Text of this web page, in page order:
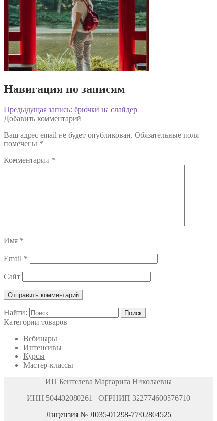
Навигация по записям
Предыдущая запись: брючки на слайдер
Добавить комментарий
Ваш адрес email не будет опубликован. Обязательные поля
помечены *
Комментарий *
Имя *
Email *
Сайт
Найти:
Категории товаров
Вебинары
Интенсивы
Курсы
Мастер-классы
ИП Бентелева Маргарита Николаевна
ИНН 504402080261 ОГРНИП 322774600576710
Лицензия № Л035-01298-77/02804525